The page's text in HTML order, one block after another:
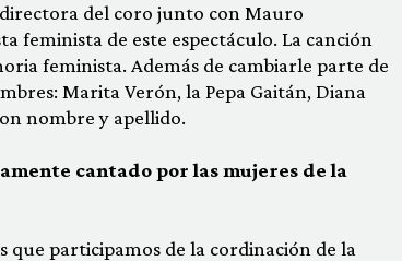
del coro junto con Mauro
feminista de este espectáculo. La canción
feminista. Además de cambiarle parte de
Marita Verón, la Pepa Gaitán, Diana
nombre y apellido.
cantado por las mujeres de la
que participamos de la cordinación de la